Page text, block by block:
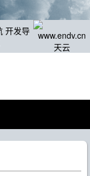
开发导
天云